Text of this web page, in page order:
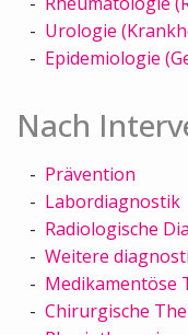
Urologie
Epidemiologie
Nach
Prävention
Labordiagnostik
Radiologische
Weitere
Medikamentöse
Chirurgische